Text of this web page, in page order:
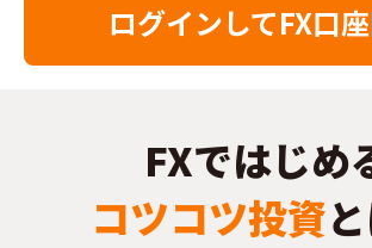
ログインしてFX口
FXではじめ
コツコツ投資